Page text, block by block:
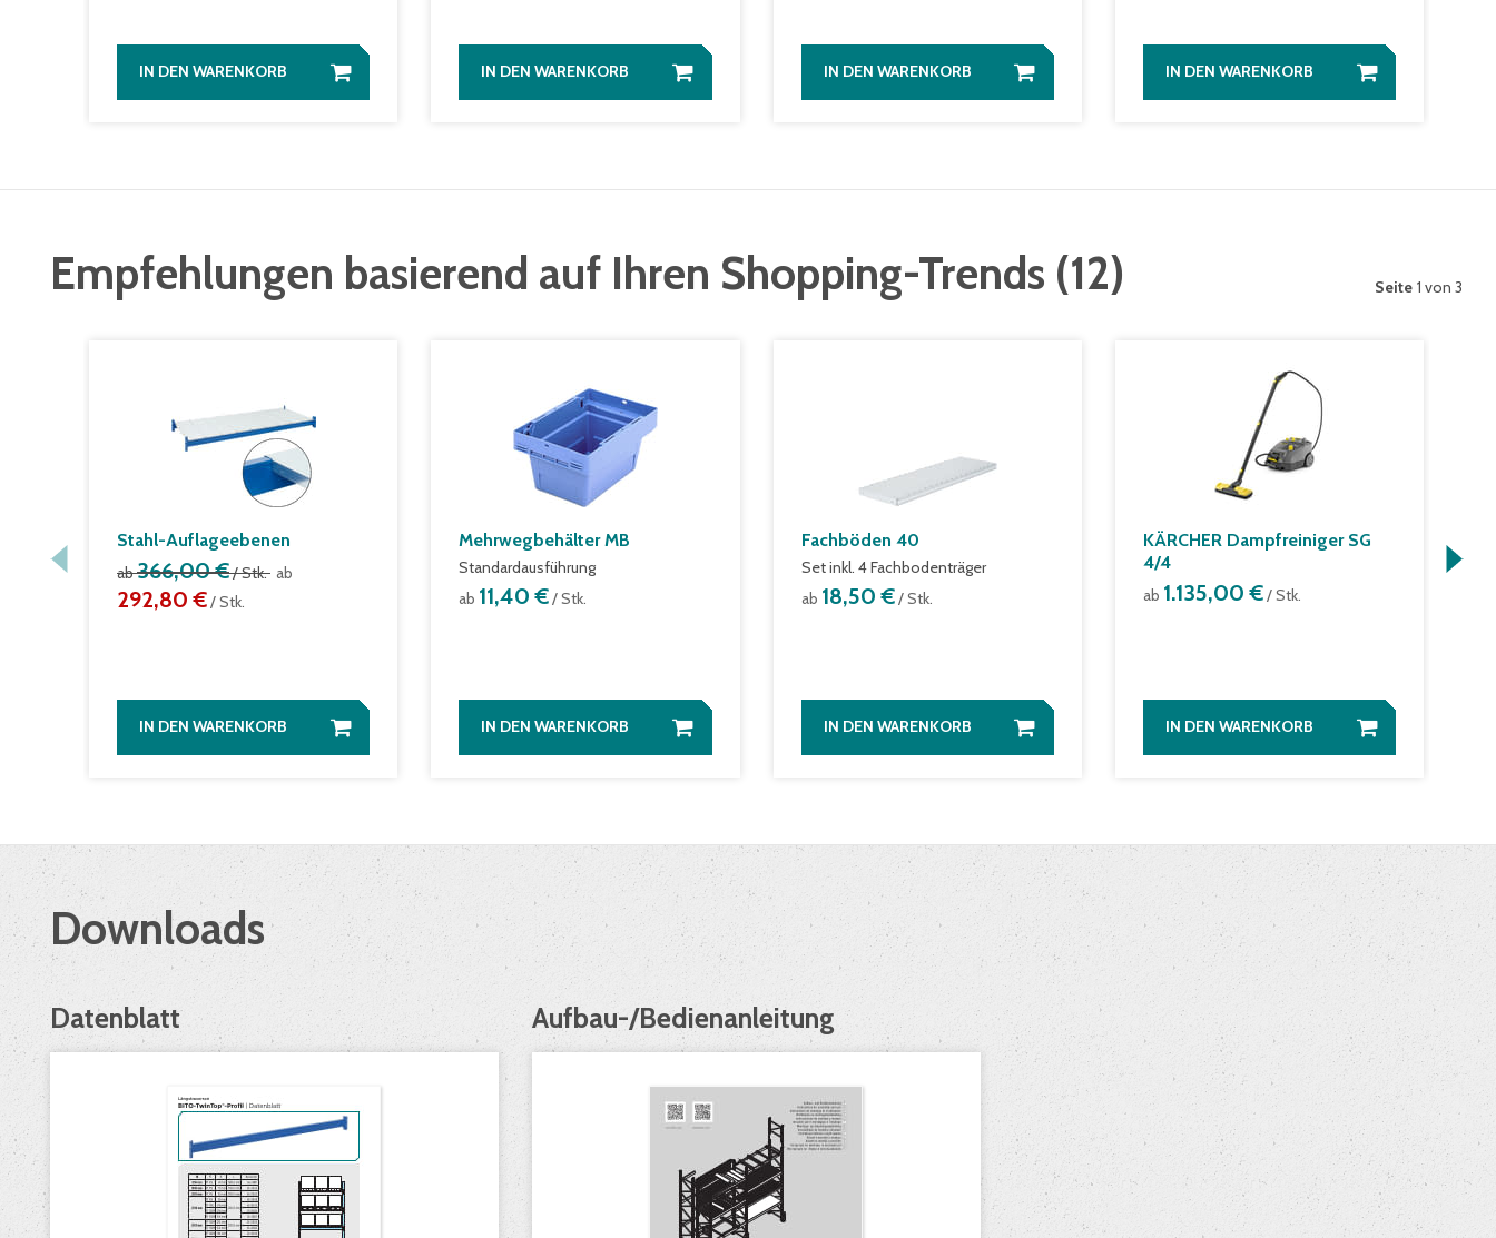
IN DEN WARENKORB IN DEN WARENKORB IN DEN WARENKORB IN DEN WARENKORB
Empfehlungen basierend auf Ihren Shopping-Trends (12) Seite 1 von 3
Stahl-Auflageebenen
ab366,00 €/ Stk. ab
292,80 €/ Stk.
IN DEN WARENKORB
Mehrwegbehälter MB
Standardausführung
ab 11,40 €/ Stk.
IN DEN WARENKORB
Fachböden 40
Set inkl. 4 Fachbodenträger
ab 18,50 €/ Stk.
IN DEN WARENKORB
KÄRCHER Dampfreiniger SG
4/4
ab 1.135,00 €/ Stk.
IN DEN WARENKORB
Downloads
Datenblatt Aufbau-/Bedienanleitung